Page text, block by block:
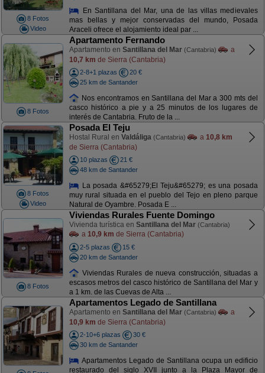
8 Fotos
Video
En Santillana del Mar, una de las villas medievales
mas bellas y mejor conservadas del mundo, Posada
Araceli ofrece el alojamiento ideal par ...
8 Fotos
Apartamento Fernando
Apartamento en Santillana del Mar (Cantabria)
a
10,7 km de Sierra (Cantabria)
2-8+1 plazas
20 €
25 km de Santander
Nos encontramos en Santillana del Mar a 300 mts del
casco histórico a pie y a 25 minutos de los lugares de
interés de Cantabria. Fruto de la ...
8 Fotos
Video
Posada El Teju
Hostal Rural en Valdáliga (Cantabria) a 10,8 km
de Sierra (Cantabria)
10 plazas
21 €
48 km de Santander
La posada &#65279;El Teju&#65279; es una posada
muy rural situada en el pueblo del Tejo en pleno parque
Natural de Oyambre. Posada E ...
8 Fotos
Viviendas Rurales Fuente Domingo
Vivienda turística en Santillana del Mar (Cantabria)
a 10,9 km de Sierra (Cantabria)
2-5 plazas
15 €
20 km de Santander
Viviendas Rurales de nueva construcción, situadas a
escasos metros del casco histórico de Santillana del Mar y
a 1 km. de las Cuevas de Alta ...
Apartamentos Legado de Santillana
Apartamento en Santillana del Mar (Cantabria)
a
10,9 km de Sierra (Cantabria)
2-10+6 plazas
30 €
30 km de Santander
Apartamentos Legado de Santillana ocupa un edificio
restaurado del siglo XVII junto a la Plaza Mayor de